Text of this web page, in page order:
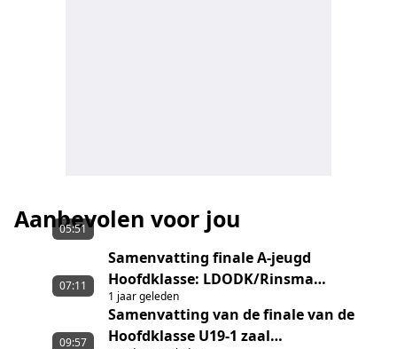
Aanbevolen voor jou
05:51
Samenvatting finale A-jeugd
Hoofdklasse: LDODK/Rinsma
Modeplein A1 - Fortuna A1
1 jaar geleden
07:11
Samenvatting van de finale van de
Hoofdklasse U19-1 zaal
09:57